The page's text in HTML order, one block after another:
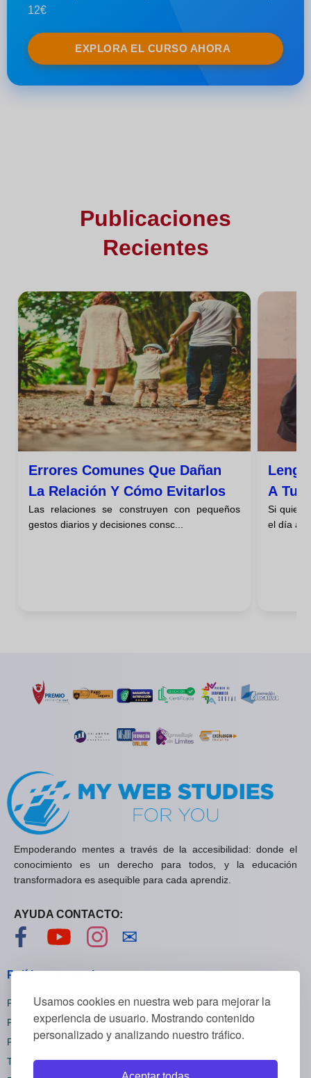
Usamos cookies en nuestra web para mejorar la
experiencia de usuario. Mostrando contenido
personalizado y analizando nuestro tráfico.
12€
EXPLORA EL CURSO AHORA
Publicaciones
Recientes
Errores Comunes Que Dañan
La Relación Y Cómo Evitarlos
Las relaciones se construyen con pequeños
gestos diarios y decisiones consc...
A Tu
Si
el día a
Empoderando mentes a través de la accesibilidad: donde el
conocimiento es un derecho para todos, y la educación
transformadora es asequible para cada aprendiz.
AYUDA CONTACTO:
Visítanos en Facebook
Visítanos en YouTube
Visítanos en Instagram
✉
Políticas generales
Políticas de privacidad
Políticas de cookies
Políticas de reembolsos
Términos y condiciones